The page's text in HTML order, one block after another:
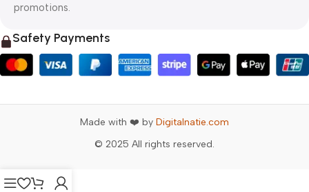
promotions.
Safety Payments
Made with ❤️ by Digitalnatie.com
© 2025 All rights reserved.